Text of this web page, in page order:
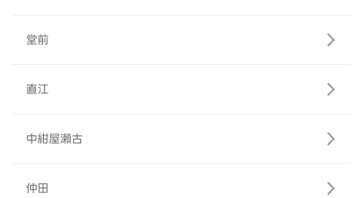
堂前
直江
中紺屋瀬古
仲田